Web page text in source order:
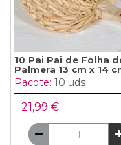
10 Pai Pai de Folha
Palmera 13 cm x 14
Pacote: 10 uds
21,99 €